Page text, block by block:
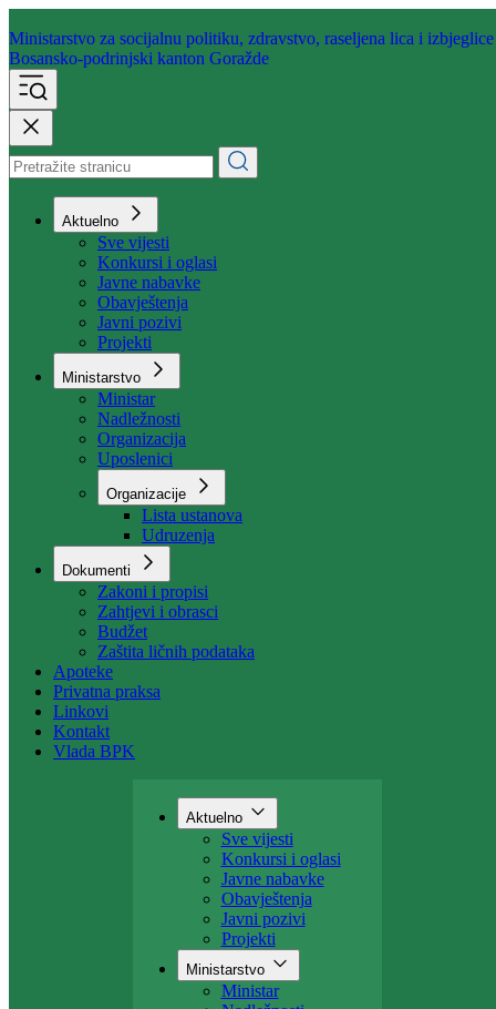
Ministarstvo za socijalnu politiku,
Bosansko-podrinjski kanton Goražde
Aktuelno
Sve vijesti
Konkursi i oglasi
Javne nabavke
Obavještenja
Javni pozivi
Projekti
Ministarstvo
Ministar
Organizacija
Uposlenici
Organizacije
Lista ustanova
Udruzenja
Dokumenti
Zakoni i propisi
Zahtjevi i obrasci
Budžet
Zaštita ličnih podataka
Apoteke
Privatna praksa
Aktuelno
Sve vijesti
Konkursi i oglasi
Javne nabavke
Obavještenja
Javni pozivi
Projekti